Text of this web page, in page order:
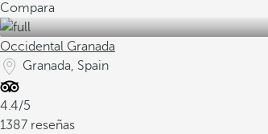
Compara
Occidental Granada
Granada, Spain
4.4/5
1387 reseñas